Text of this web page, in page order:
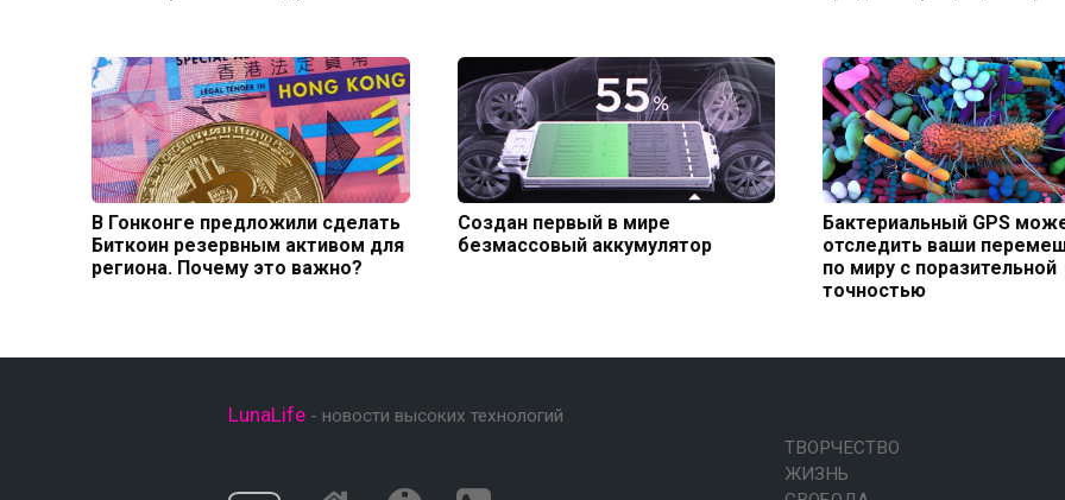
В Гонконге предложили сделать
Биткоин резервным активом для
региона. Почему это важно?
Создан первый в мире
безмассовый аккумулятор
Бактериальный GPS
отследить ваши
по миру с поразительной
точностью
LunaLife- новости высоких технологий
ТВОРЧЕСТВО
ЖИЗНЬ